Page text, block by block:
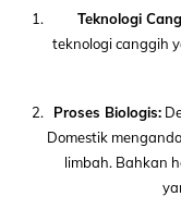
Teknologi
teknologi canggih
Proses Biologis:
Domestik
limbah. Bahkan